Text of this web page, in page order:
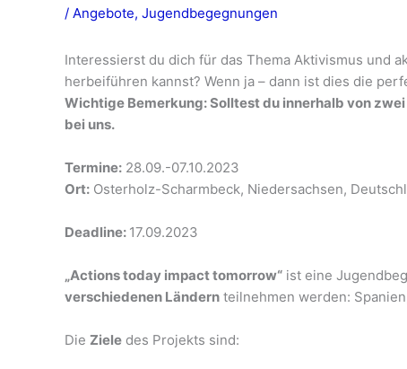
/ Angebote, Jugendbegegnungen
Interessierst du dich für das Thema Aktivismus und
herbeiführen kannst? Wenn ja – dann ist dies die
Wichtige Bemerkung: Solltest du innerhalb von
bei uns.
Termine: 28.09.-07.10.2023
Ort: Osterholz-Scharmbeck, Niedersachsen,
Deadline: 17.09.2023
„Actions today impact tomorrow“ ist eine
verschiedenen Ländern teilnehmen werden:
Die Ziele des Projekts sind: